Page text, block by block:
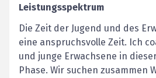
Leistungsspektrum
Die Zeit der Jugend und des
eine anspruchsvolle Zeit. Ich
und junge Erwachsene in
Phase. Wir suchen zusammen